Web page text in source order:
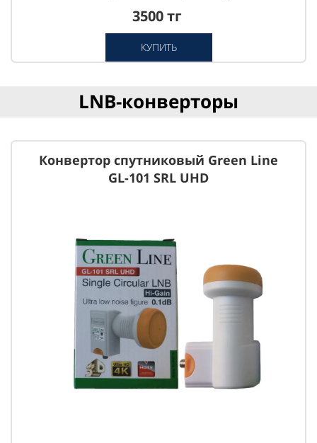
3500 тг
КУПИТЬ
LNB-конверторы
Конвертор спутниковый Green Line
GL-101 SRL UHD